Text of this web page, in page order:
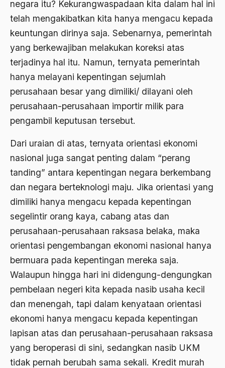
negara itu? Kekurangwaspadaan kita dalam hal ini
telah mengakibatkan kita hanya mengacu kepada
keuntungan dirinya saja. Sebenarnya, pemerintah
yang berkewajiban melakukan koreksi atas
terjadinya hal itu. Namun, ternyata pemerintah
hanya melayani kepentingan sejumlah
perusahaan besar yang dimiliki/ dilayani oleh
perusahaan-perusahaan importir milik para
pengambil keputusan tersebut.
Dari uraian di atas, ternyata orientasi ekonomi
nasional juga sangat penting dalam “perang
tanding” antara kepentingan negara berkembang
dan negara berteknologi maju. Jika orientasi yang
dimiliki hanya mengacu kepada kepentingan
segelintir orang kaya, cabang atas dan
perusahaan-perusahaan raksasa belaka, maka
orientasi pengembangan ekonomi nasional hanya
bermuara pada kepentingan mereka saja.
Walaupun hingga hari ini didengung-dengungkan
pembelaan negeri kita kepada nasib usaha kecil
dan menengah, tapi dalam kenyataan orientasi
ekonomi hanya mengacu kepada kepentingan
lapisan atas dan perusahaan-perusahaan raksasa
yang beroperasi di sini, sedangkan nasib UKM
tidak pernah berubah sama sekali. Kredit murah
Asas Tunggal
asean
Asghar Ali Engineer
Ashram Ghandi
Asia
Asia Tenggara
Asimilasi
Asosiasi
Aspek Etika
Aspek Politis
Aspek religius Agama
Aspek Teknis
Aspirasi Politik
Aswad Mahasin
ASWAJA
Asyura 1414